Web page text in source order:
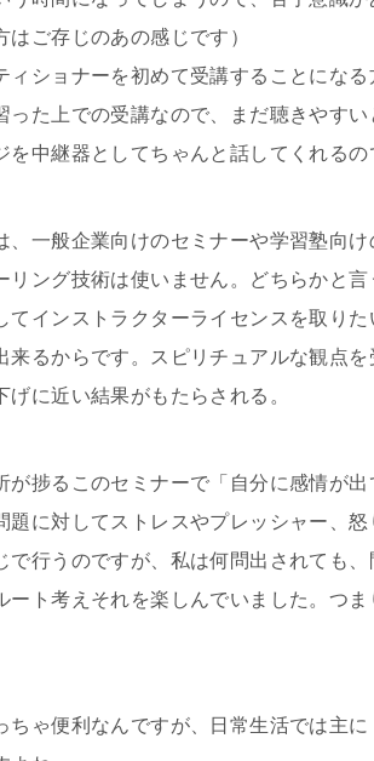
はご存じのあの感じです）
ィショナーを初めて受講することにな
った上での受講なので、まだ聴きやす
を中継器としてちゃんと話してくれる
、一般企業向けのセミナーや学習塾向
リング技術は使いません。どちらかと
てインストラクターライセンスを取り
来るからです。スピリチュアルな観点
げに近い結果がもたらされる。
が捗るこのセミナーで「自分に感情が
題に対してストレスやプレッシャー、
で行うのですが、私は何問出されても
ート考えそれを楽しんでいました。つ
ちゃ便利なんですが、日常生活では主